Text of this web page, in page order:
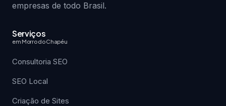
empresas de todo Brasil.
Serviços
em Morro do Chapéu
Consultoria SEO
SEO Local
Criação de Sites